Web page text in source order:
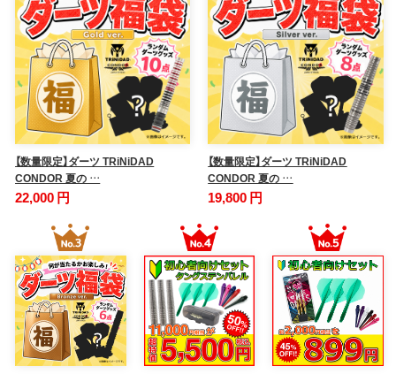
【数量限定】ダーツ TRiNiDAD
CONDOR 夏の …
22,000 円
【数量限定】ダーツ TRiNiDAD
CONDOR 夏の …
19,800 円